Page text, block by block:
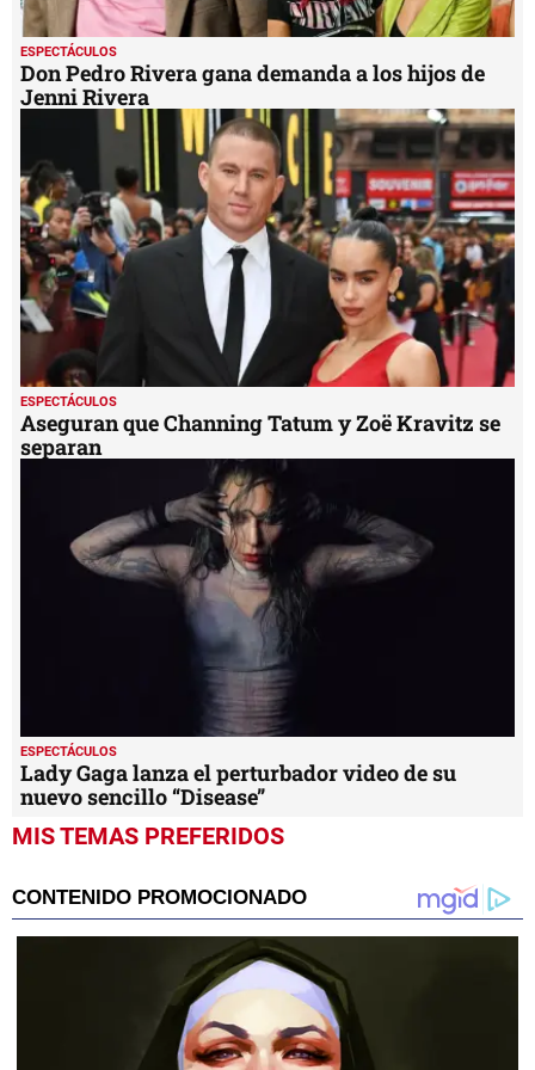
ESPECTÁCULOS
Don Pedro Rivera gana demanda a los hijos de
Jenni Rivera
ESPECTÁCULOS
Aseguran que Channing Tatum y Zoë Kravitz se
separan
ESPECTÁCULOS
Lady Gaga lanza el perturbador video de su
nuevo sencillo “Disease”
MIS TEMAS PREFERIDOS